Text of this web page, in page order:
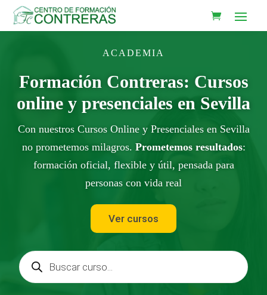
ACADEMIA
Formación Contreras: Cursos
online y presenciales en Sevilla
Con nuestros Cursos Online y Presenciales en Sevilla
no prometemos milagros. Prometemos resultados:
formación oficial, flexible y útil, pensada para
personas con vida real
Ver cursos
Búsqueda
de
productos